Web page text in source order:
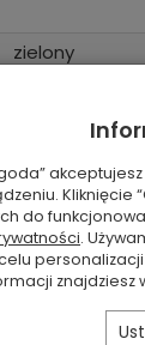
zielony
2,5 cm
drzewny,
USA
Kliknięcie
do
.
znajdziesz